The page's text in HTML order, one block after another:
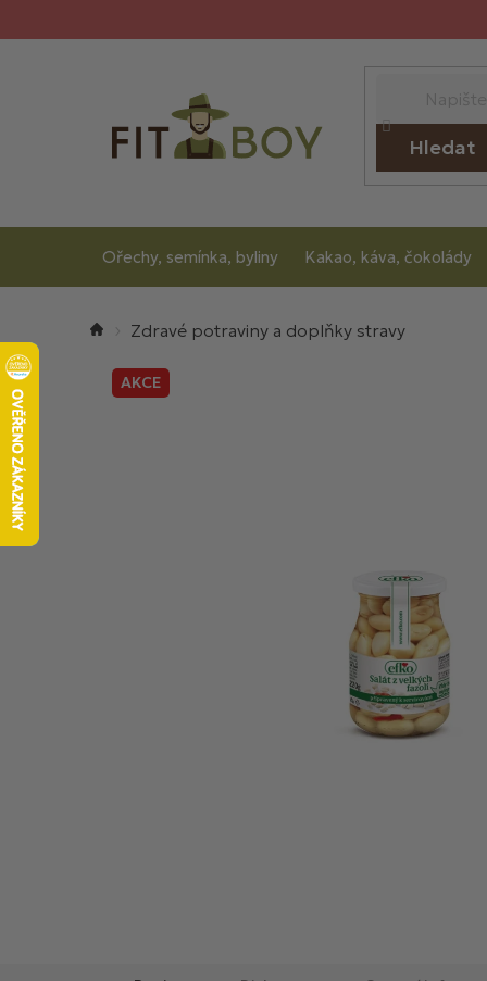
Hledat
Ořechy, semínka, byliny Kakao, káva, čokolády
Domů Zdravé potraviny a doplňky stravy
AKCE